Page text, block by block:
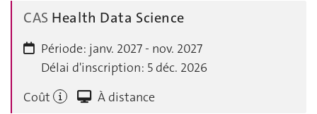
CAS Health Data Science
Période: janv. 2027 - nov. 2027
Délai d'inscription: 5 déc. 2026
Coût
À distance